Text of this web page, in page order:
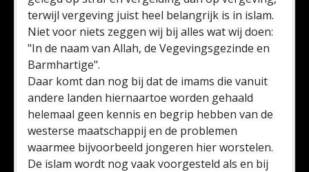
terwijl vergeving juist heel belangrijk is in islam.
Niet voor niets zeggen wij bij alles wat wij doen:
"In de naam van Allah, de Vegevingsgezinde en
Barmhartige".
Daar komt dan nog bij dat de imams die vanuit
andere landen hiernaartoe worden gehaald
helemaal geen kennis en begrip hebben van de
westerse maatschappij en de problemen
waarmee bijvoorbeeld jongeren hier worstelen.
De islam wordt nog vaak voorgesteld als en bij